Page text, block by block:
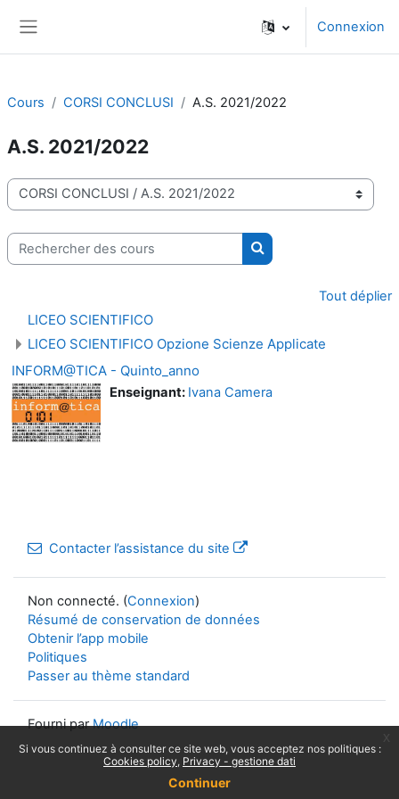
Connexion
Cours CORSI CONCLUSI A.S. 2021/2022
A.S. 2021/2022
Catégories de cours
Rechercher des cours
Rechercher des cours
Tout déplier
LICEO SCIENTIFICO
LICEO SCIENTIFICO Opzione Scienze Applicate
INFORM@TICA - Quinto_anno
Enseignant: Ivana Camera
Contacter l’assistance du site
Non connecté. (Connexion)
Résumé de conservation de données
Obtenir l’app mobile
Politiques
Passer au thème standard
Fourni parMoodle
Si vous continuez à consulter ce site web, vous acceptez nos politiques :
Cookies policy Privacy - gestione dati
Continuer